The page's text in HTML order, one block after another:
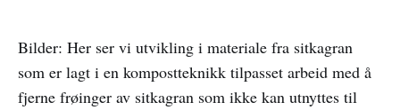
Bilder: Her ser vi utvikling i materiale fra sitkagran
som er lagt i en kompostteknikk tilpasset arbeid med å
fjerne frøinger av sitkagran som ikke kan utnyttes til